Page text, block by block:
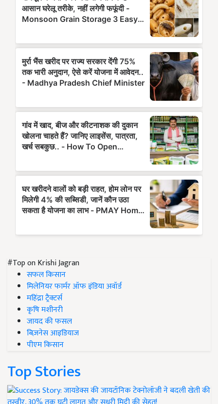
#Top on Krishi Jagran
सफल किसान
मिलेनियर फार्मर ऑफ इंडिया अवॉर्ड
महिंद्रा ट्रैक्टर्स
कृषि मशीनरी
जायद की फसल
बिज़नेस आइडियाज
पीएम किसान
Top Stories